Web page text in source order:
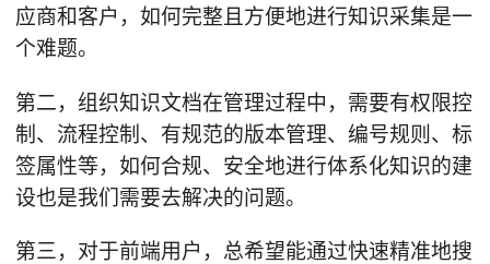
应商和客户，如何完整且方便地进行知识采集是一
个难题。
第二，组织知识文档在管理过程中，需要有权限控
制、流程控制、有规范的版本管理、编号规则、标
签属性等，如何合规、安全地进行体系化知识的建
设也是我们需要去解决的问题。
第三，对于前端用户，总希望能通过快速精准地搜